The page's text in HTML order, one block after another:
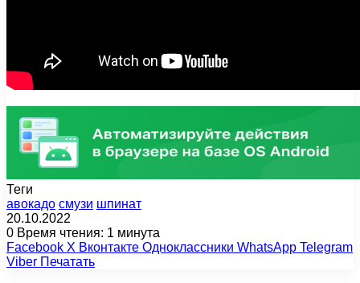
Теги
авокадо смузи шпинат
20.10.2022
0 Время чтения: 1 минута
Facebook X Вконтакте Одноклассники WhatsApp Telegram
Viber Печатать